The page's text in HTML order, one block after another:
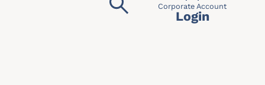
Corporate Account
Login